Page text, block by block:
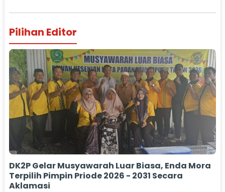
Pilihan Editor
DK2P Gelar Musyawarah Luar Biasa, Enda Mora
Terpilih Pimpin Priode 2026 - 2031 Secara
Aklamasi